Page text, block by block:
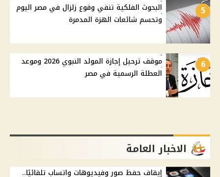
5
البحوث الفلكية تنفي وقوع زلزال في مصر اليوم
وتحسم شائعات الهزة المدمرة
6
موقف ترحيل إجازة المولد النبوي 2026 وموعد
العطلة الرسمية في مصر
الاخبار العامة
إيقاف حفظ صور وفيديوهات واتساب تلقائيًا..